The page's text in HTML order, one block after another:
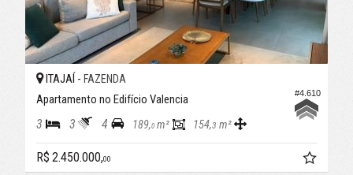
#4.610
ITAJAÍ - FAZENDA
Apartamento no Edifício Valencia
3 3 4 189,0 m² 154,3 m²
R$ 2.450.000,00